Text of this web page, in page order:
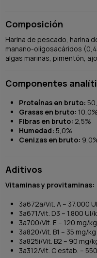
Composición
Harina de pescado, harina
manano-oligosacáridos
algas marinas, pimentón,
Componentes
Proteínas en bruto:
Grasas en bruto: 10,0%
Fibras en bruto: 2,5%
Humedad: 5,0%
Cenizas en bruto:
Aditivos
Vitaminas y provitaminas:
3a672a/Vit. A – 37.000
3a671/Vit. D3 – 1.800 UI/
3a700/Vit. E – 120 mg/kg
3a820/Vit. B1 – 35 mg/kg
3a825i/Vit. B2 – 90 mg/
3a312/Vit. C estab. –